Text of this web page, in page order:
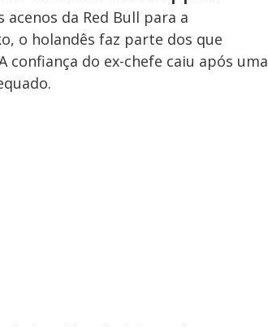
da Red Bull para a
o holandês faz parte dos que
do ex-chefe caiu após uma